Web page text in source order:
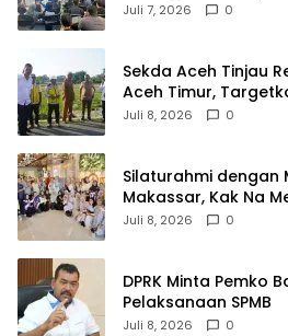
Juli 7, 2026 0
Sekda Aceh Tinjau
Aceh Timur,
Juli 8, 2026 0
Silaturahmi dengan
Makassar, Kak Na
Kekompakan
Juli 8, 2026 0
DPRK Minta Pemko
Pelaksanaan SPMB
Juli 8, 2026 0